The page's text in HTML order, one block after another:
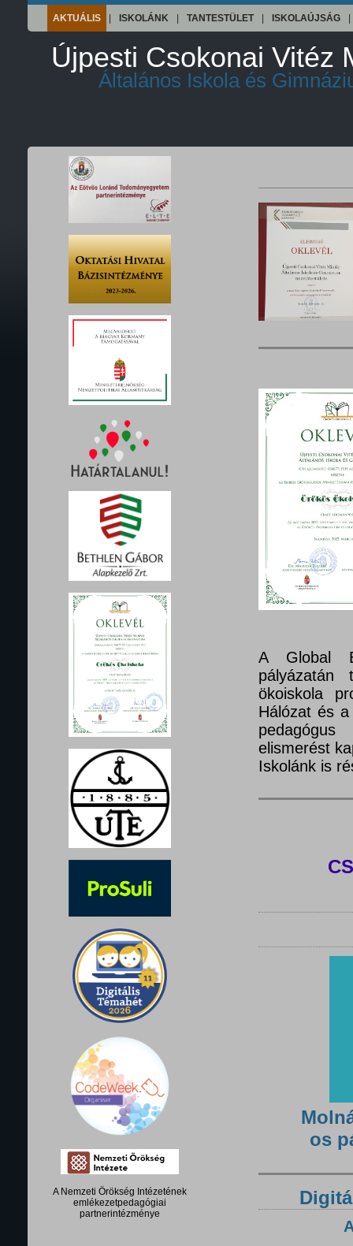
AKTUÁLIS ISKOLÁNK TANTESTÜLET ISKOLAÚJSÁG
Újpesti Csokonai Vitéz
Általános Iskola és
A Nemzeti Örökség Intézetének
emlékezetpedagógiai
partnerintézménye
A Global
pályázatán
ökoiskola
Hálózat és
elismerést
Iskolánk is
os